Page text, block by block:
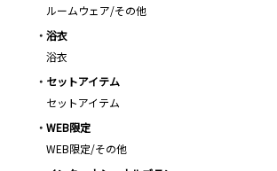
ルームウェア/その他
浴衣
浴衣
セットアイテム
セットアイテム
WEB限定
WEB限定/その他